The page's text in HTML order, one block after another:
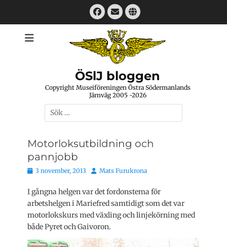
Facebook
E-
mail
Webbplats
ÖSlJ bloggen
Copyright Museiföreningen Östra Södermanlands
Järnväg 2005 -2026
Sök
efter:
Motorloksutbildning och
pannjobb
Publicerat
3 november, 2013 Författare
Mats Furukrona
I gångna helgen var det fordonstema för
arbetshelgen i Mariefred samtidigt som det var
motorlokskurs med växling och linjekörning med
både Pyret och Gaivoron.